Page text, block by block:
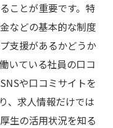
ことが重要です。特
などの基本的な制度
支援があるかどうか
いている社員の口コ
や口コミサイトを
、求人情報だけでは
生の活用状況を知る